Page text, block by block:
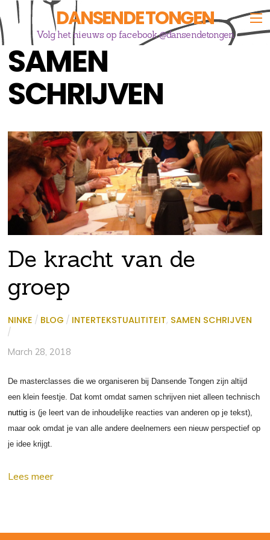
DANSENDE TONGEN
Volg het nieuws op facebook @dansendetongen
SAMEN
SCHRIJVEN
De kracht van de
groep
NINKE / BLOG / INTERTEKSTUALITITEIT, SAMEN SCHRIJVEN
/
March 28, 2018
De masterclasses die we organiseren bij Dansende Tongen zijn altijd
een klein feestje. Dat komt omdat samen schrijven niet alleen technisch
nuttig is (je leert van de inhoudelijke reacties van anderen op je tekst),
maar ook omdat je van alle andere deelnemers een nieuw perspectief op
je idee krijgt.
Lees meer